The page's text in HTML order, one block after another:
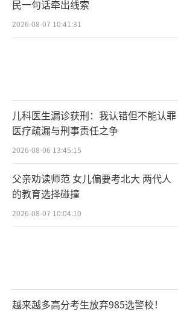
民一句话牵出线索
2026-08-07 10:41:31
儿科医生漏诊获刑：我认错但不能认罪
医疗疏漏与刑事责任之争
2026-08-06 13:45:15
父亲劝读师范 女儿偏要考北大 两代人
的教育选择碰撞
2026-08-07 10:04:10
越来越多高分考生放弃985选警校！